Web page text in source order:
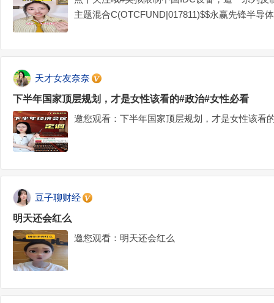
主题混合C(OTCFUND|017811)$$永赢先锋半导
天才女友奈奈
下半年国家顶层规划，才是女性该看的#政治#女性必看
邀您观看：下半年国家顶层规划，才是女性该看
豆子聊财经
明天还会红么
邀您观看：明天还会红么